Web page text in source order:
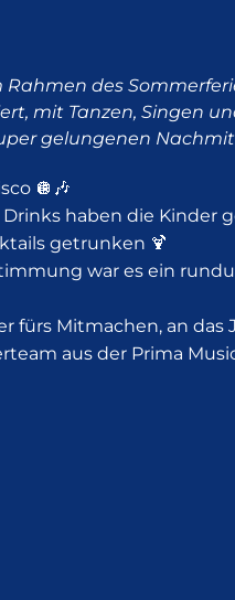
Rahmen des
mit Tanzen, Singen
gelungenen
🪩🎶
haben die Kinder
getrunken 🍹
war es ein
fürs Mitmachen, an
aus der Prima